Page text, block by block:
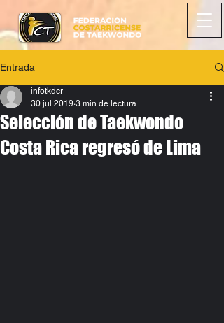
Entrada
Selección de Taekwondo
Costa Rica regresó de Lima
infotkdcr
30 jul 2019 3 min de lectura